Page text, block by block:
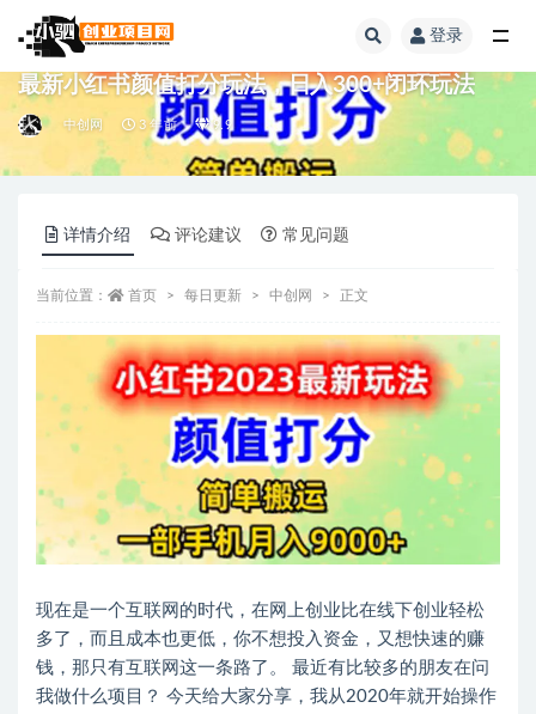
登录
最新小红书颜值打分玩法，日入300+闭环玩法
中创网 3 年前 9.9
详情介绍 评论建议 常见问题
当前位置： 首页 每日更新 中创网 正文
现在是一个互联网的时代，在网上创业比在线下创业轻松
多了，而且成本也更低，你不想投入资金，又想快速的赚
钱，那只有互联网这一条路了。 最近有比较多的朋友在问
我做什么项目？ 今天给大家分享，我从2020年就开始操作